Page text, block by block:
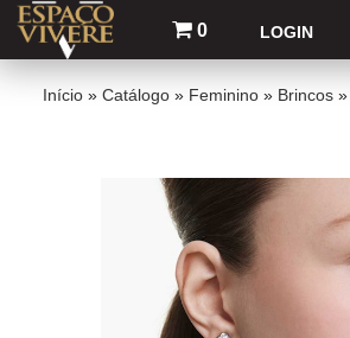
0 LOGIN
Início » Catálogo » Feminino » Brincos »